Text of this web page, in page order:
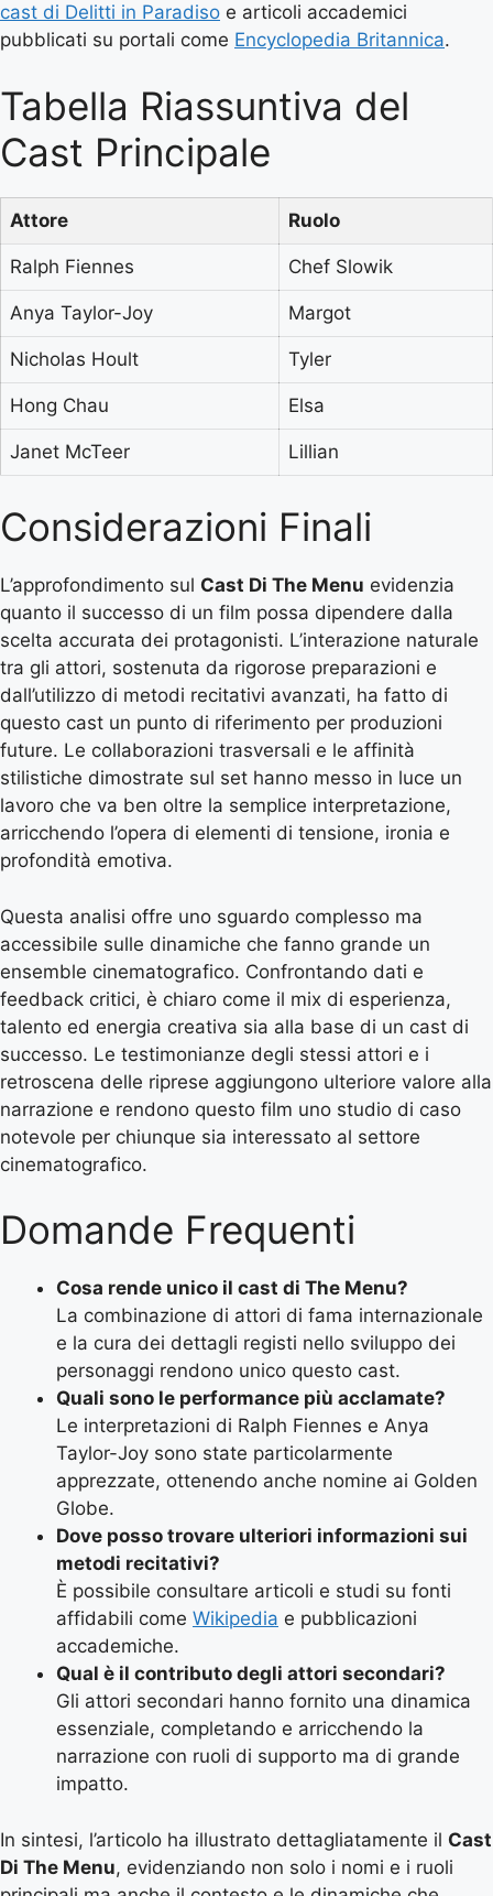
cast di Delitti in Paradiso e articoli accademici
pubblicati su portali come Encyclopedia Britannica.
Tabella Riassuntiva del
Cast Principale
Attore Ruolo
Ralph Fiennes Chef Slowik
Anya Taylor-Joy Margot
Nicholas Hoult Tyler
Hong Chau Elsa
Janet McTeer Lillian
Considerazioni Finali
L’approfondimento sul Cast Di The Menu evidenzia
quanto il successo di un film possa dipendere dalla
scelta accurata dei protagonisti. L’interazione naturale
tra gli attori, sostenuta da rigorose preparazioni e
dall’utilizzo di metodi recitativi avanzati, ha fatto di
questo cast un punto di riferimento per produzioni
future. Le collaborazioni trasversali e le affinità
stilistiche dimostrate sul set hanno messo in luce un
lavoro che va ben oltre la semplice interpretazione,
arricchendo l’opera di elementi di tensione, ironia e
profondità emotiva.
Questa analisi offre uno sguardo complesso ma
accessibile sulle dinamiche che fanno grande un
ensemble cinematografico. Confrontando dati e
feedback critici, è chiaro come il mix di esperienza,
talento ed energia creativa sia alla base di un cast di
successo. Le testimonianze degli stessi attori e i
retroscena delle riprese aggiungono ulteriore valore alla
narrazione e rendono questo film uno studio di caso
notevole per chiunque sia interessato al settore
cinematografico.
Domande Frequenti
Cosa rende unico il cast di The Menu?
La combinazione di attori di fama internazionale
e la cura dei dettagli registi nello sviluppo dei
personaggi rendono unico questo cast.
Quali sono le performance più acclamate?
Le interpretazioni di Ralph Fiennes e Anya
Taylor-Joy sono state particolarmente
apprezzate, ottenendo anche nomine ai Golden
Globe.
Dove posso trovare ulteriori informazioni sui
metodi recitativi?
È possibile consultare articoli e studi su fonti
affidabili come Wikipedia e pubblicazioni
accademiche.
Qual è il contributo degli attori secondari?
Gli attori secondari hanno fornito una dinamica
essenziale, completando e arricchendo la
narrazione con ruoli di supporto ma di grande
impatto.
In sintesi, l’articolo ha illustrato dettagliatamente il Cast
Di The Menu, evidenziando non solo i nomi e i ruoli